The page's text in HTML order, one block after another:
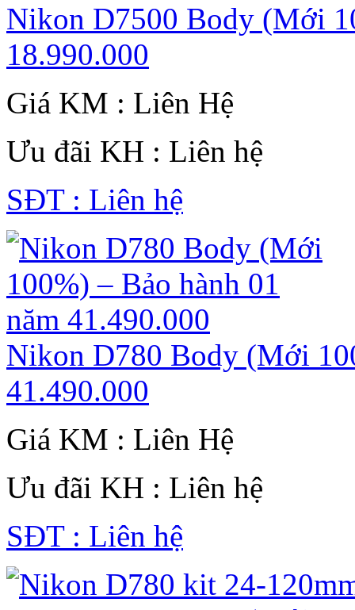
Nikon D7500 Body (Mới
18.990.000
Giá KM : Liên Hệ
Ưu đãi KH : Liên hệ
SĐT : Liên hệ
Nikon D780 Body (Mới
41.490.000
Giá KM : Liên Hệ
Ưu đãi KH : Liên hệ
SĐT : Liên hệ